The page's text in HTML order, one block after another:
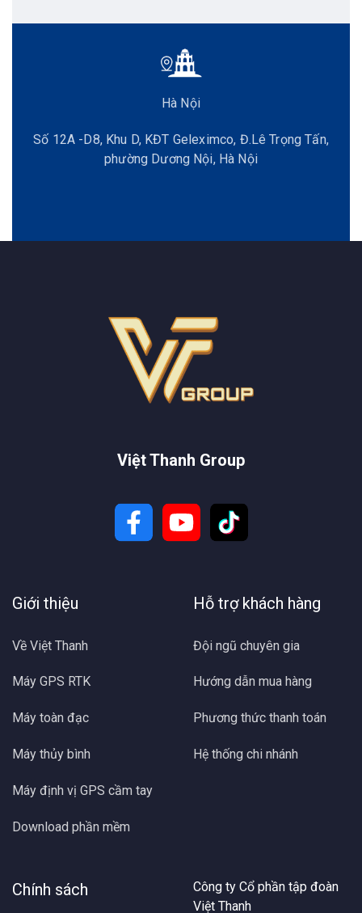
Hà Nội
Số 12A -D8, Khu D, KĐT Geleximco, Đ.Lê Trọng Tấn,
phường Dương Nội, Hà Nội
Việt Thanh Group
Giới thiệu
Về Việt Thanh
Máy GPS RTK
Máy toàn đạc
Máy thủy bình
Máy định vị GPS cầm tay
Download phần mềm
Hỗ trợ khách hàng
Đội ngũ chuyên gia
Hướng dẫn mua hàng
Phương thức thanh toán
Hệ thống chi nhánh
Chính sách
Công ty Cổ phần tập đoàn
Việt Thanh